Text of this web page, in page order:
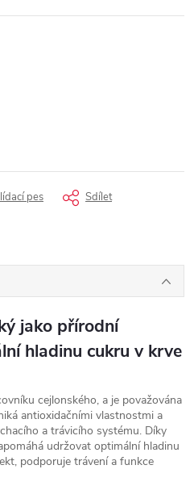
pes Sdílet
jako přírodní
hladinu cukru v krve
cejlonského, a je považována
antioxidačními vlastnostmi a
a trávicího systému. Díky
udržovat optimální hladinu
podporuje trávení a funkce